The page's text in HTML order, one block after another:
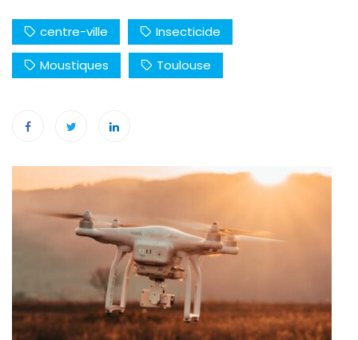
centre-ville
Insecticide
Moustiques
Toulouse
Navigation
de
l’article